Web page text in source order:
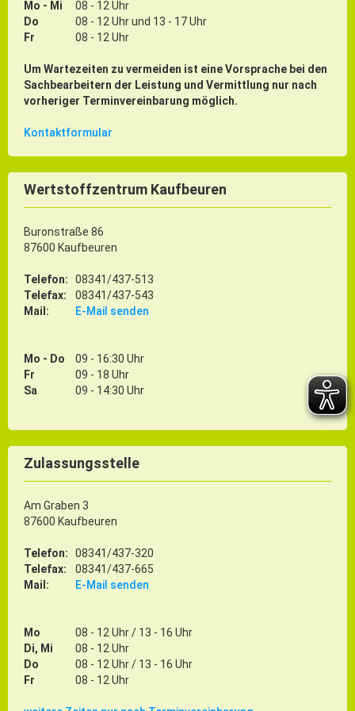
Mo - Mi
08 - 12 Uhr
Do
08 - 12 Uhr und 13 - 17 Uhr
Fr
08 - 12 Uhr
Um Wartezeiten zu vermeiden ist eine Vorsprache bei den
Sachbearbeitern der Leistung und Vermittlung nur nach
vorheriger Terminvereinbarung möglich.
Kontaktformular
Wertstoffzentrum Kaufbeuren
Buronstraße 86
87600 Kaufbeuren
Telefon:
08341/437-513
Telefax:
08341/437-543
Mail:
E-Mail senden
Mo - Do
09 - 16:30 Uhr
Fr
09 - 18 Uhr
Sa
09 - 14:30 Uhr
Zulassungsstelle
Am Graben 3
87600 Kaufbeuren
Telefon:
08341/437-320
Telefax:
08341/437-665
Mail:
E-Mail senden
Mo
08 - 12 Uhr / 13 - 16 Uhr
Di, Mi
08 - 12 Uhr
Do
08 - 12 Uhr / 13 - 16 Uhr
Fr
08 - 12 Uhr